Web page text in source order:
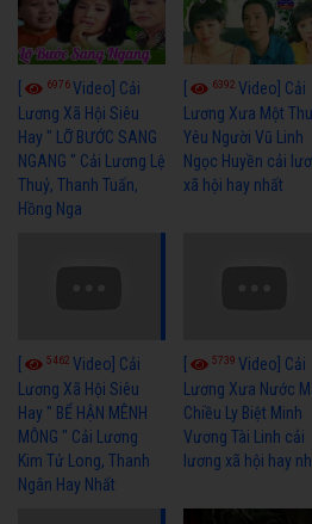
6976Video] Cải
Lương Xã Hội Siêu
Hay " LỠ BƯỚC SANG
NGANG " Cải Lương Lệ
Thuỷ, Thanh Tuấn,
Hồng Nga
6392Video] Cải
Lương Xưa Một
Yêu Người Vũ Linh
Ngọc Huyền cải
xã hội hay nhất
5462 Video] Cải
Lương Xã Hội Siêu
Hay " BỂ HẬN MÊNH
MÔNG " Cải Lương
Kim Tử Long, Thanh
Ngân Hay Nhất
5739Video] Cải
Lương Xưa Nước
Chiều Ly Biệt Minh
Vương Tài Linh cải
lương xã hội hay